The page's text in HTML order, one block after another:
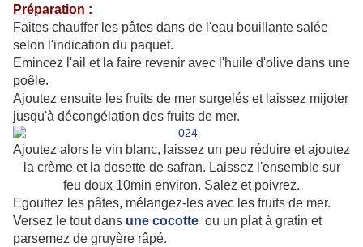
Préparation :
Faites chauffer les pâtes dans de l'eau bouillante salée
selon l'indication du paquet.
Emincez l'ail et la faire revenir avec l'huile d'olive dans une
poêle.
Ajoutez ensuite les fruits de mer surgelés et laissez mijoter
jusqu'à décongélation des fruits de mer.
Ajoutez alors le vin blanc, laissez un peu réduire et ajoutez
la crème et la dosette de safran. Laissez l'ensemble sur
feu doux 10min environ. Salez et poivrez.
Egouttez les pâtes, mélangez-les avec les fruits de mer.
Versez le tout dans une cocotte ou un plat à gratin et
parsemez de gruyère râpé.